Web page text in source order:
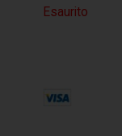
Esaurito